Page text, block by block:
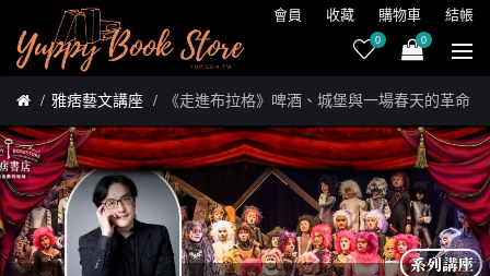
會員 收藏 購物車 結帳
0 0
雅痞藝文講座 《走進布拉格》啤酒、城堡與一場春天的革命